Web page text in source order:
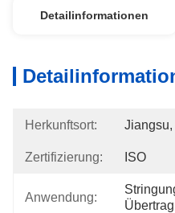
Detailinformationen
Herkunftsort:
Zertifizierung: ISO
Anwendung: